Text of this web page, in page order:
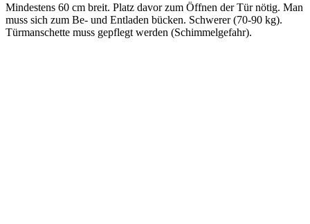
Mindestens 60 cm breit. Platz davor zum Öffnen der Tür nötig. Man
muss sich zum Be- und Entladen bücken. Schwerer (70-90 kg).
Türmanschette muss gepflegt werden (Schimmelgefahr).